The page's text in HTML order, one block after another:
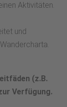
Aktivitäten.
und
(z.B.
Verfügung.